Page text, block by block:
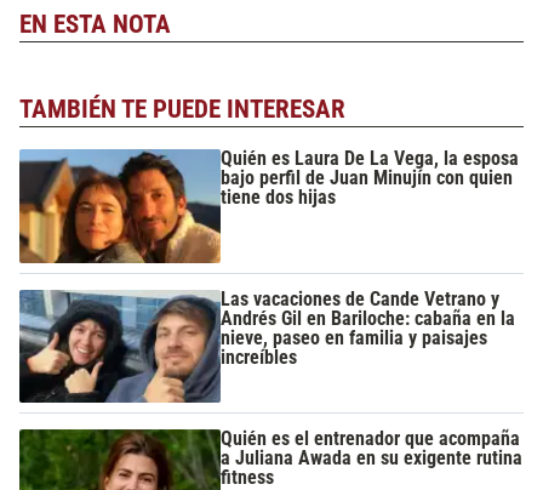
EN ESTA NOTA
TAMBIÉN TE PUEDE INTERESAR
Quién es Laura De La Vega, la esposa
bajo perfil de Juan Minujín con quien
tiene dos hijas
Las vacaciones de Cande Vetrano y
Andrés Gil en Bariloche: cabaña en la
nieve, paseo en familia y paisajes
increíbles
Quién es el entrenador que acompaña
a Juliana Awada en su exigente rutina
fitness